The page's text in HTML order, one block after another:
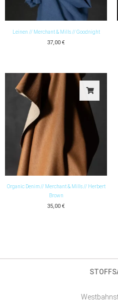
Leinen // Merchant & Mills // Goodnight
37,00 €
Organic Denim // Merchant & Mills // Herbert
Brown
35,00 €